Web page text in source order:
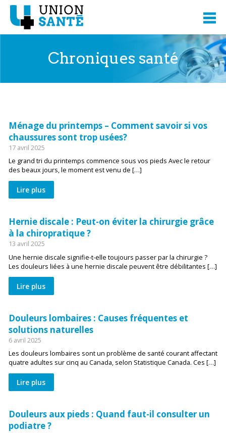
Chroniques santé
Ménage du printemps – Comment savoir si vos
chaussures sont trop usées?
17 avril 2025
Le grand tri du printemps commence sous vos pieds Avec le retour
des beaux jours, le moment est venu de […]
Lire plus
Hernie discale : Peut-on éviter la chirurgie grâce
à la chiropratique ?
13 avril 2025
Une hernie discale signifie-t-elle toujours passer par la chirurgie ?
Les douleurs liées à une hernie discale peuvent être débilitantes […]
Lire plus
Douleurs lombaires : Causes fréquentes et
solutions naturelles
6 avril 2025
Les douleurs lombaires sont un problème de santé courant affectant
quatre adultes sur cinq au Canada, selon Statistique Canada. Ces […]
Lire plus
Douleurs aux pieds : Quand faut-il consulter un
podiatre ?